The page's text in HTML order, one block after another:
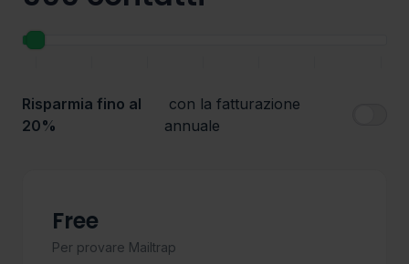
Risparmia fino al
20%
con la fatturazione
annuale
Free
Per provare Mailtrap